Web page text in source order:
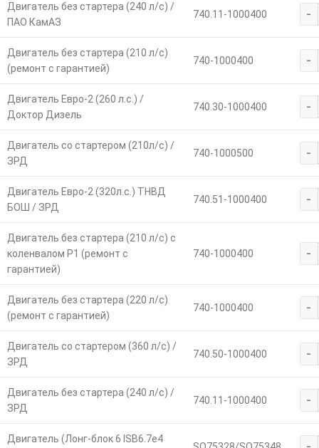
Двигатель без стартера (240 л/с) /
ПАО КамАЗ
740.11-1000400 -
Двигатель без стартера (210 л/с)
(ремонт с гарантией)
740-1000400 -
Двигатель Евро-2 (260 л.с.) /
Доктор Дизель
740.30-1000400 -
Двигатель со стартером (210л/с) /
ЗРД
740-1000500 -
Двигатель Евро-2 (320л.с.) ТНВД
БОШ / ЗРД
740.51-1000400 -
Двигатель без стартера (210 л/с) с
коленвалом Р1 (ремонт с
гарантией)
740-1000400 -
Двигатель без стартера (220 л/с)
(ремонт с гарантией)
740-1000400 -
Двигатель со стартером (360 л/с) /
ЗРД
740.50-1000400 -
Двигатель без стартера (240 л/с) /
ЗРД
740.11-1000400 -
Двигатель (Лонг-блок 6 ISB6.7е4